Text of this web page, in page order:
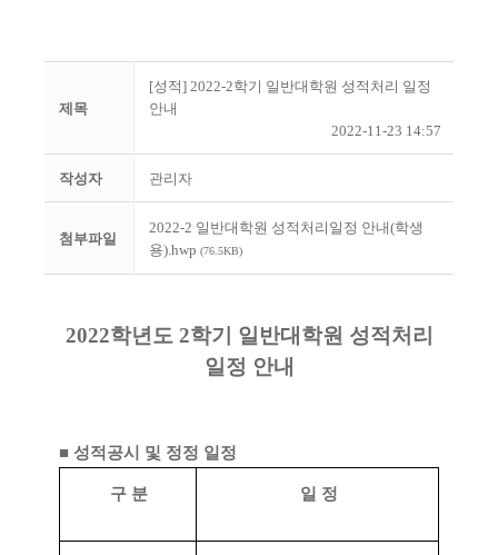
제목
[성적] 2022-2학기 일반대학원 성적처리 일정
안내
2022-11-23 14:57
작성자 관리자
첨부파일
2022-2 일반대학원 성적처리일정 안내(학생
용).hwp (76.5KB)
2022학년도 2학기 일반대학원 성적처리
일정 안내
■ 성적공시 및 정정 일정
구 분 일 정